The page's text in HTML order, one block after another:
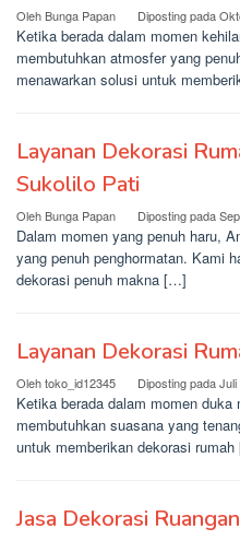
Oleh Bunga Papan Diposting pada
Ketika berada dalam momen
membutuhkan atmosfer yang
menawarkan solusi untuk
Layanan Dekorasi
Sukolilo Pati
Oleh Bunga Papan Diposting pada
Dalam momen yang penuh haru,
yang penuh penghormatan. Kami
dekorasi penuh makna […]
Layanan Dekorasi
Olehtoko_id12345 Diposting padaJuli
Ketika berada dalam momen duka
membutuhkan suasana yang
untuk memberikan dekorasi
Jasa Dekorasi